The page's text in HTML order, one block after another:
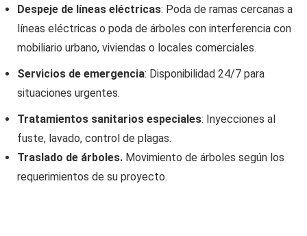
Despeje de líneas eléctricas: Poda de ramas cercanas a
líneas eléctricas o poda de árboles con interferencia con
mobiliario urbano, viviendas o locales comerciales.
Servicios de emergencia: Disponibilidad 24/7 para
situaciones urgentes.
Tratamientos sanitarios especiales: Inyecciones al
fuste, lavado, control de plagas.
Traslado de árboles. Movimiento de árboles según los
requerimientos de su proyecto.